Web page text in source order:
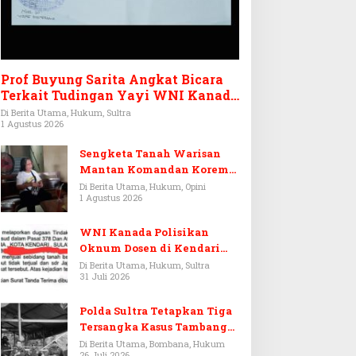
Prof Buyung Sarita Angkat Bicara
Terkait Tudingan Yayi WNI Kanada
Ditagih Utang Rp3,6 Miliar
Di Berita Utama, Hukum, Sultra
1 Agustus 2026
Sengketa Tanah Warisan
Mantan Komandan Korem
143/HO, Ketika Warisan
Menjadi Arena Pemerasan
Di Berita Utama, Hukum, Opini
1 Agustus 2026
WNI Kanada Polisikan
Oknum Dosen di Kendari
Terkait Aset Puluhan Miliar
Di Berita Utama, Hukum, Sultra
31 Juli 2026
Polda Sultra Tetapkan Tiga
Tersangka Kasus Tambang
Emas Ilegal di Bombana
Di Berita Utama, Bombana, Hukum